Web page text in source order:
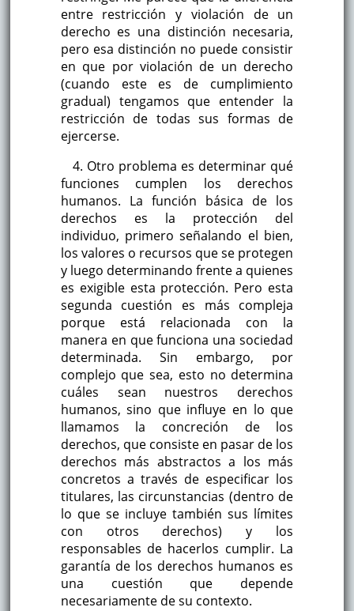
entre restricción y violación de un
derecho es una distinción necesaria,
pero esa distinción no puede consistir
en que por violación de un derecho
(cuando este es de cumplimiento
gradual) tengamos que entender la
restricción de todas sus formas de
ejercerse.
4. Otro problema es determinar qué
funciones cumplen los derechos
humanos. La función básica de los
derechos es la protección del
individuo, primero señalando el bien,
los valores o recursos que se protegen
y luego determinando frente a quienes
es exigible esta protección. Pero esta
segunda cuestión es más compleja
porque está relacionada con la
manera en que funciona una sociedad
determinada. Sin embargo, por
complejo que sea, esto no determina
cuáles sean nuestros derechos
humanos, sino que influye en lo que
llamamos la concreción de los
derechos, que consiste en pasar de los
derechos más abstractos a los más
concretos a través de especificar los
titulares, las circunstancias (dentro de
lo que se incluye también sus límites
con otros derechos) y los
responsables de hacerlos cumplir. La
garantía de los derechos humanos es
una cuestión que depende
necesariamente de su contexto.